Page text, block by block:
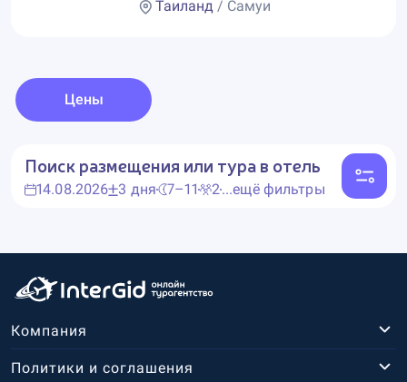
Таиланд / Самуи
Цены
Поиск размещения или тура в отель
14.08.2026 3 дня 7–11 2...ещё фильтры
Компания
Политики и соглашения